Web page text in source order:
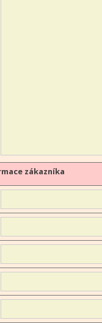
zákazníka